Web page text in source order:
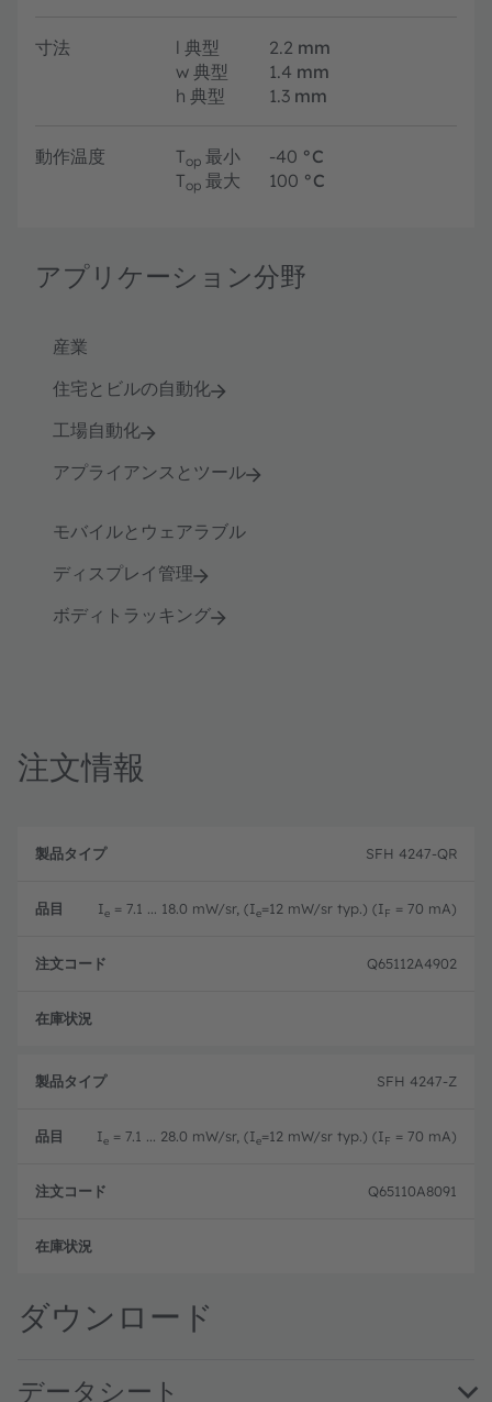
寸法 l 典型 2.2 mm
w 典型 1.4 mm
h 典型 1.3 mm
動作温度 Top 最小 -40 °C
Top 最大 100 °C
アプリケーション分野
産業
住宅とビルの自動化
工場自動化
アプライアンスとツール
モバイルとウェアラブル
ディスプレイ管理
ボディトラッキング
注文情報
品
プ
品
ド
SFH 4247-QR
Ie = 7.1 ... 18.0 mW/sr, (Ie=12 mW/sr typ.) (IF = 70 mA)
Q65112A4902
SFH 4247-Z
Ie = 7.1 ... 28.0 mW/sr, (Ie=12 mW/sr typ.) (IF = 70 mA)
Q65110A8091
ダウンロード
データシート